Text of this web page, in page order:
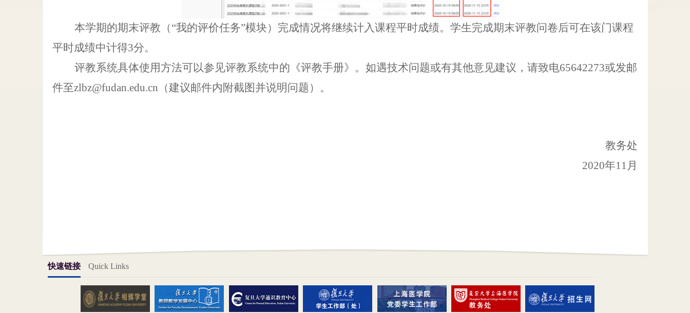
本学期的期末评教（“我的评价任务”模块）完成情况将继续计入课程平时成绩。学生完成期末评教问卷后可在该门课程
平时成绩中计得3分。
评教系统具体使用方法可以参见评教系统中的《评教手册》。如遇技术问题或有其他意见建议，请致电65642273或发邮
件至zlbz@fudan.edu.cn （建议邮件内附截图并说明问题）。
教务处
2020年11 月
快速链接 Quick Links